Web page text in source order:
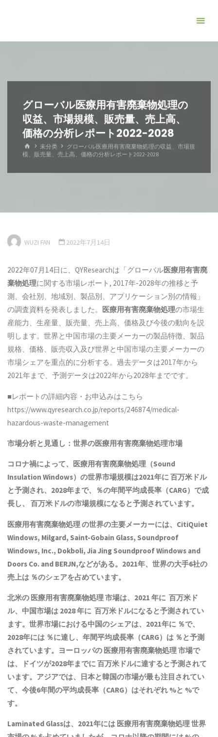
グローバル医療用有害廃棄物処理の
収益、市場規模、販売量、売上高、
価格の分析レポート2022-2028
ホ
ー
未分类
グローバル医療用有害廃棄物処理の収益、市場規
模、販売量、売上高、価格の分析レポート2022-2028
WUZI FAN 2022年7月14日
2022年07月14日に、QYResearchは「グローバル医療用有害廃
棄物処理に関する市場レポート, 2017年-2028年の推移と予
測、会社別、地域別、製品別、アプリケーション別の情報」
の調査資料を発表しました。 医療用有害廃棄物処理の市場生
産能力、生産量、販売量、売上高、価格及び今後の動向を説
明します。世界と中国市場の主要メーカーの製品特徴、製品
規格、価格、販売収入及び世界と中国市場の主要メーカーの
市場シェアを重点的に分析する。過去データは2017年から
2021年まで、予測データは2022年から2028年までです。
■レポートの詳細内容・お申込みはこちら
https://www.qyresearch.co.jp/reports/246874/medical-
hazardous-waste-management
市場分析と見通し：世界の医療用有害廃棄物処理市場
コロナ禍によって、 医療用有害廃棄物処理 （Sound
Insulation Windows）の世界市場規模は2021年に 百万米ドル
と予測され、2028年まで、％の年間平均成長率（CARG）で成
長し、 百万米ドルの市場規模になると予測されています。
医療用有害廃棄物処理 の世界の主要メーカーには、CitiQuiet
Windows, Milgard, Saint-Gobain Glass, Soundproof
Windows, Inc., Dokboli, Jia Jing Soundproof Windows and
Doors Co. and BERJN,などがある。2021年、世界の大手6社の
売上は ％のシェアを占めています。
北米の 医療用有害廃棄物処理 市場は、2021 年に 百万米ド
ル、中国市場は 2028 年に 百万米ドルになると予測されてい
ます。世界市場における中国のシェアは、2021年に ％で、
2028年には ％に達し、年間平均成長率（CARG）は ％と予測
されています。ヨーロッパの 医療用有害廃棄物処理 市場で
は、ドイツが2028年までに 百万米ドルに達すると予測されて
います。アジアでは、日本と韓国の市場が最も注目されてい
て、今後6年間の平均成長率（CARG）はそれぞれ %と %で
す。
Laminated Glassは、2021年には 医療用有害廃棄物処理 世界